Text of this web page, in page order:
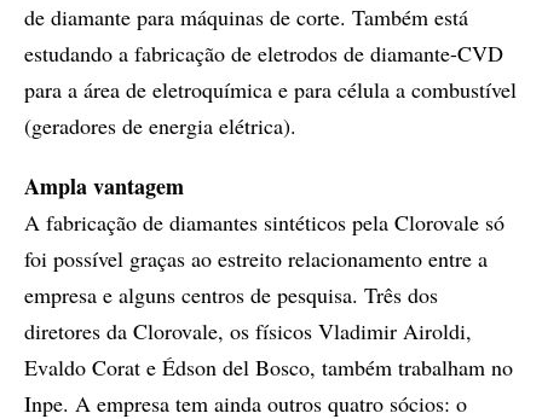
de diamante para máquinas de corte. Também está
estudando a fabricação de eletrodos de diamante-CVD
para a área de eletroquímica e para célula a combustível
(geradores de energia elétrica).
Ampla vantagem
A fabricação de diamantes sintéticos pela Clorovale só
foi possível graças ao estreito relacionamento entre a
empresa e alguns centros de pesquisa. Três dos
diretores da Clorovale, os físicos Vladimir Airoldi,
Evaldo Corat e Édson del Bosco, também trabalham no
Inpe. A empresa tem ainda outros quatro sócios: o